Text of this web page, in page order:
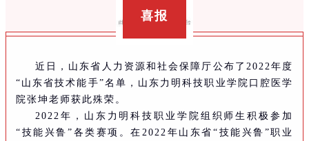
喜报
近日，山东省人力资源和社会保障厅公布了2022年度
“山东省技术能手”名单，山东力明科技职业学院口腔医学
院张坤老师获此殊荣。
2022年，山东力明科技职业学院组织师生积极参加
“技能兴鲁”各类赛项。在2022年山东省“技能兴鲁”职业